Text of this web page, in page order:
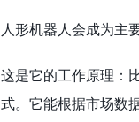
人形机器人会成为主
这是它的工作原理：
式。它能根据市场数